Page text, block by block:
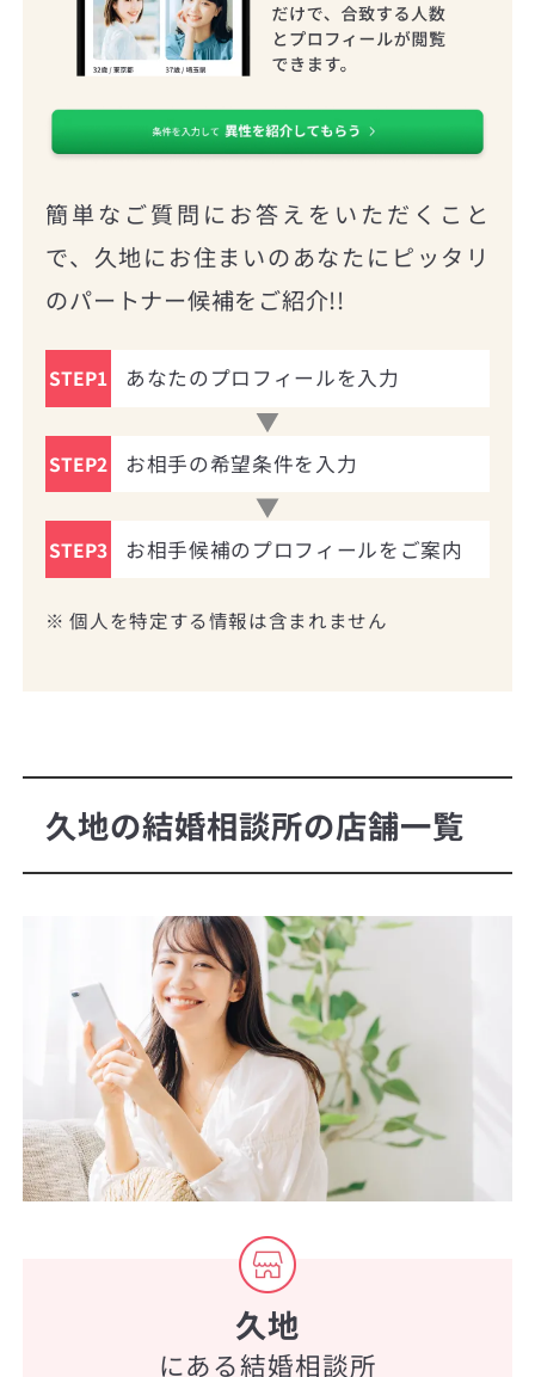
簡単なご質問にお答えをいただくこと
で、久地にお住まいのあなたにピッタリ
のパートナー候補をご紹介!!
STEP1 あなたのプロフィールを入力
STEP2 お相手の希望条件を入力
STEP3 お相手候補のプロフィールをご案内
※ 個人を特定する情報は含まれません
久地の結婚相談所の店舗一覧
久地
にある結婚相談所